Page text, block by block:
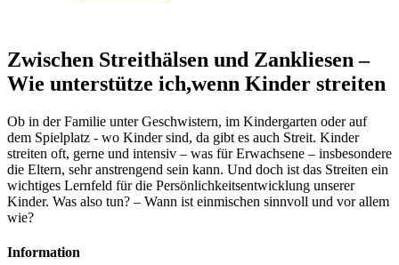
Zwischen Streithälsen und Zankliesen –
Wie unterstütze ich,wenn Kinder streiten
Ob in der Familie unter Geschwistern, im Kindergarten oder auf
dem Spielplatz - wo Kinder sind, da gibt es auch Streit. Kinder
streiten oft, gerne und intensiv – was für Erwachsene – insbesondere
die Eltern, sehr anstrengend sein kann. Und doch ist das Streiten ein
wichtiges Lernfeld für die Persönlichkeitsentwicklung unserer
Kinder. Was also tun? – Wann ist einmischen sinnvoll und vor allem
wie?
Information